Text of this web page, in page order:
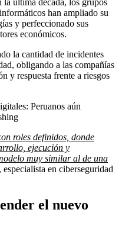
han ampliado su
y perfeccionado sus
económicos.
la cantidad de incidentes
obligando a las compañías
y respuesta frente a riesgos
Peruanos aún
roles definidos, donde
ejecución y
muy similar al de una
en ciberseguridad
el nuevo